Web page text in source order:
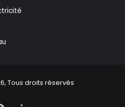
Tous droits réservés